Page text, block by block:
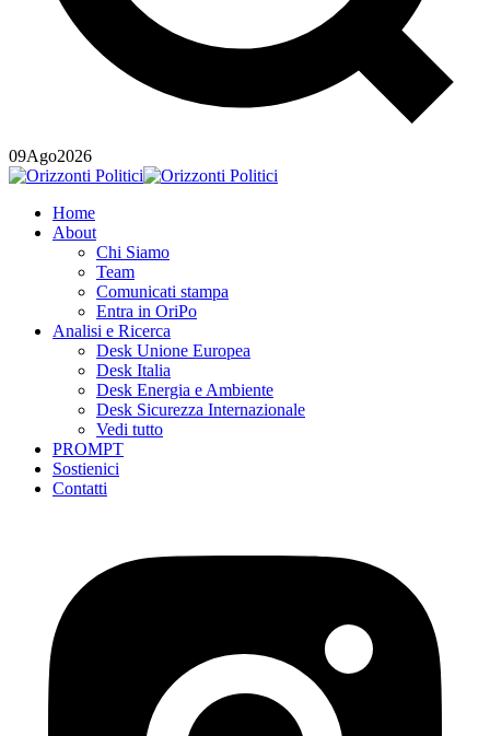
09Ago2026
Home
About
Chi Siamo
Team
Comunicati stampa
Entra in OriPo
Analisi e Ricerca
Desk Unione Europea
Desk Italia
Desk Energia e Ambiente
Desk Sicurezza Internazionale
Vedi tutto
PROMPT
Sostienici
Contatti